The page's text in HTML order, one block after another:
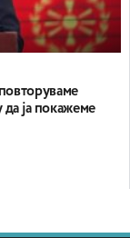
ја покажеме